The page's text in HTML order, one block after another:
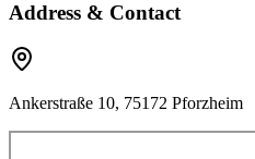
Address & Contact
Ankerstraße 10, 75172 Pforzheim